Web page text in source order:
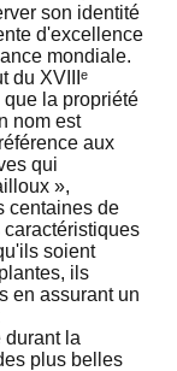
son identité
d'excellence
mondiale.
du XVIIIᵉ
la propriété
nom est
aux
qui
»,
centaines de
soient
ils
en assurant un
durant la
plus belles